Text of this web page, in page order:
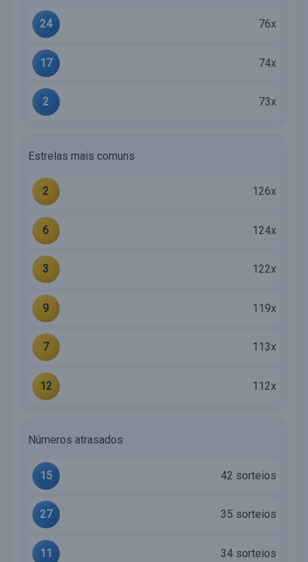
24 76x
17 74x
2 73x
Estrelas mais comuns
2 126x
6 124x
3 122x
9 119x
7 113x
12 112x
Números atrasados
15 42 sorteios
27 35 sorteios
11 34 sorteios